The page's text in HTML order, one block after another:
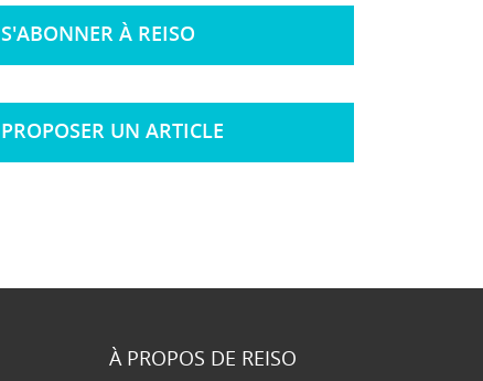
S'ABONNER À REISO
PROPOSER UN ARTICLE
À PROPOS DE REISO